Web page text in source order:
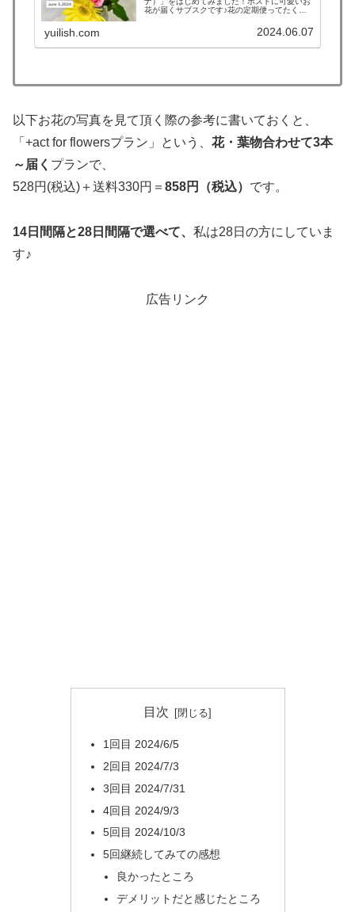
花が届くサブスクです♪花の定期便ってたくさ
重視したのは価格。+hanaには「+act for
yuilish.com 2024.06.07
以下お花の写真を見て頂く際の参考に書いておくと、
「+act for flowersプラン」という、 花・葉物合わせて3本
～届く プランで、
528円(税込)＋送料330円＝ 858円（税込） です。
14日間隔と28日間隔で選べて、 私は28日の方にしていま
す♪
広告リンク
目次
1回目 2024/6/5
2回目 2024/7/3
3回目 2024/7/31
4回目 2024/9/3
5回目 2024/10/3
5回継続してみての感想
良かったところ
デメリットだと感じたところ